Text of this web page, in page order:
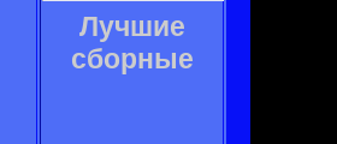
Лучшие
сборные